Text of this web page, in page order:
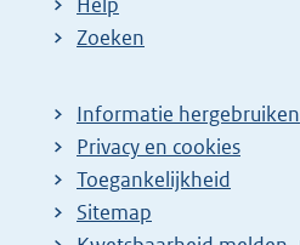
Zoeken
Informatie hergebruiken
Privacy en cookies
Toegankelijkheid
Sitemap